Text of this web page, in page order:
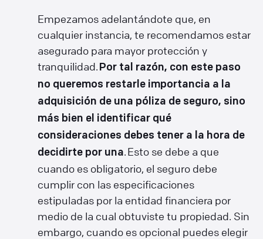
Empezamos adelantándote que, en
cualquier instancia, te recomendamos estar
asegurado para mayor protección y
tranquilidad. Por tal razón, con este paso
no queremos restarle importancia a la
adquisición de una póliza de seguro, sino
más bien el identificar qué
consideraciones debes tener a la hora de
decidirte por una. Esto se debe a que
cuando es obligatorio, el seguro debe
cumplir con las especificaciones
estipuladas por la entidad financiera por
medio de la cual obtuviste tu propiedad. Sin
embargo, cuando es opcional puedes elegir